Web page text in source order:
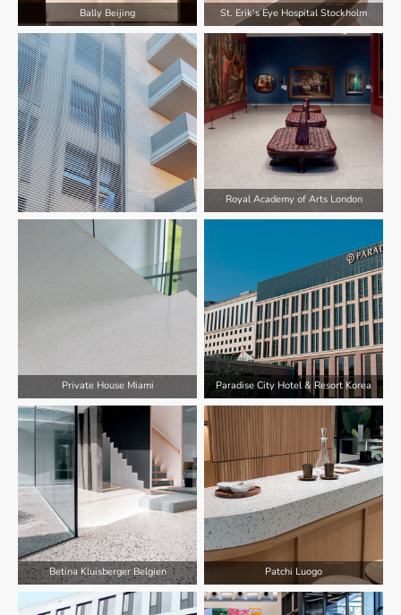
Bally Beijing St. Erik‘s Eye Hospital Stockholm
Royal Academy of Arts London
Private House Miami Paradise City Hotel & Resort Korea
Betina Kluisberger Belgien Patchi Luogo